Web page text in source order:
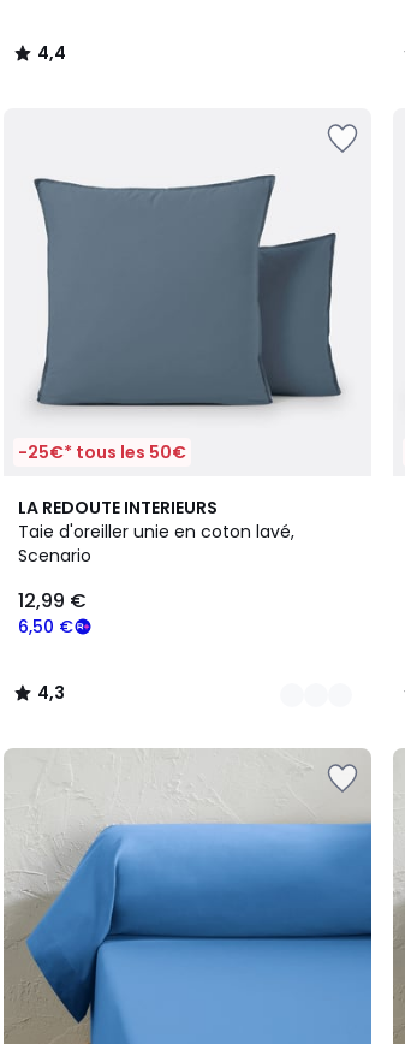
4,4
/
-25€* tous les 50€
LA REDOUTE INTERIEURS
Taie d'oreiller unie en coton lavé,
Scenario
6,50 €
12,99 €
4,3
/ 5
2
Couleurs
4,3
/